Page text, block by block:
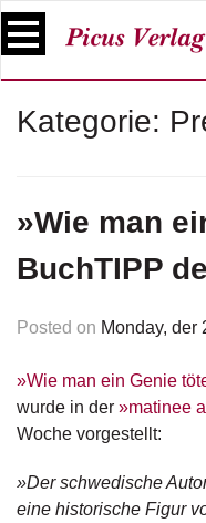
S
k
ü
r
V
a
s
t
a
lt
n
g
Kategorie:
»Wie man
BuchTIPP
Posted on Monday, der
»Wie man ein Genie
wurde in der »matinee
Woche vorgestellt:
»Der schwedische
eine historische Figur